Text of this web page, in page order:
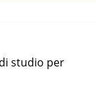
studio per